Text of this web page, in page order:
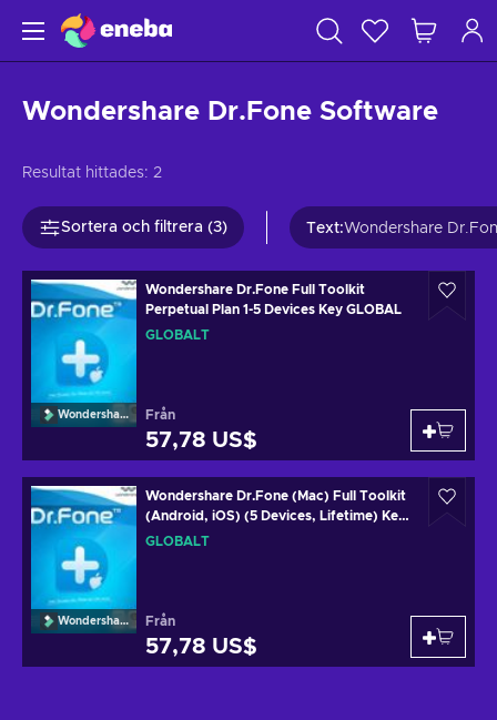
Wondershare Dr.Fone Software
Resultat hittades: 2
Sortera och filtrera (3) Text:Wondershare
Wondershare
Wondershare Dr.Fone Full Toolkit
Perpetual Plan 1-5 Devices Key GLOBAL
GLOBALT
Från
57,78 US$
Wondershare
Wondershare Dr.Fone (Mac) Full Toolkit
(Android, iOS) (5 Devices, Lifetime) Key
GLOBAL
GLOBALT
Från
57,78 US$